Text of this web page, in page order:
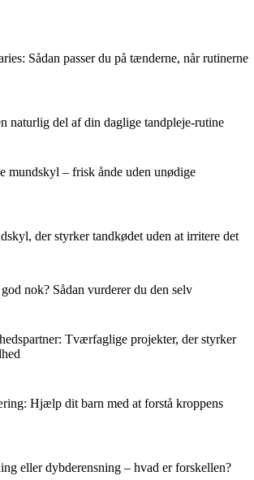
Sådan passer du på tænderne, når rutinerne
naturlig del af din daglige tandpleje-rutine
mundskyl – frisk ånde uden unødige
der styrker tandkødet uden at irritere det
nok? Sådan vurderer du den selv
Tværfaglige projekter, der styrker
Hjælp dit barn med at forstå kroppens
eller dybderensning – hvad er forskellen?